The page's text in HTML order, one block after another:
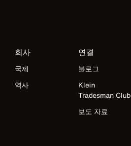
회사
국제
역사
연결
블로그
Klein
Tradesman Club
보도 자료